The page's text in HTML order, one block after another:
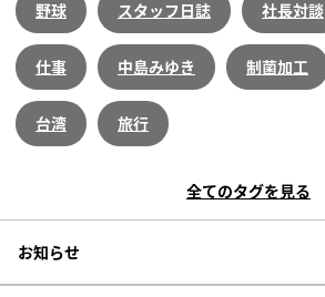
野球 スタッフ日誌 社長対談
仕事 中島みゆき 制菌加工
台湾 旅行
全てのタグを見る
お知らせ